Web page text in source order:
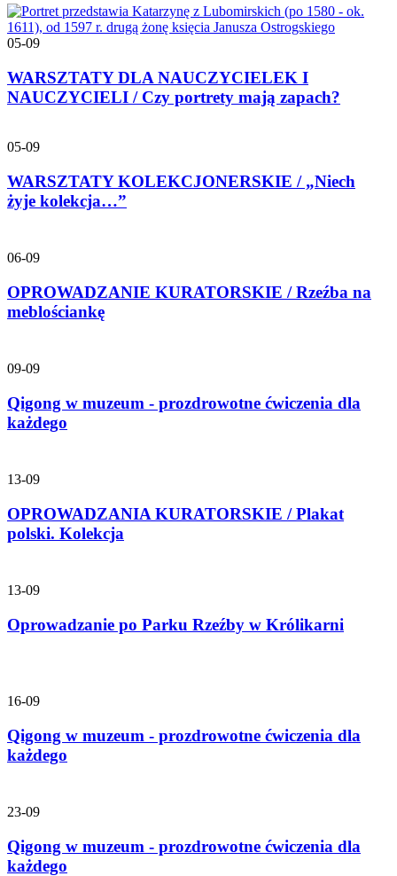
05-09
WARSZTATY DLA NAUCZYCIELEK I
NAUCZYCIELI / Czy portrety mają zapach?
05-09
WARSZTATY KOLEKCJONERSKIE / „Niech
żyje kolekcja…”
06-09
OPROWADZANIE KURATORSKIE / Rzeźba na
meblościankę
09-09
Qigong w muzeum - prozdrowotne ćwiczenia dla
każdego
13-09
OPROWADZANIA KURATORSKIE / Plakat
polski. Kolekcja
13-09
Oprowadzanie po Parku Rzeźby w Królikarni
16-09
Qigong w muzeum - prozdrowotne ćwiczenia dla
każdego
23-09
Qigong w muzeum - prozdrowotne ćwiczenia dla
każdego